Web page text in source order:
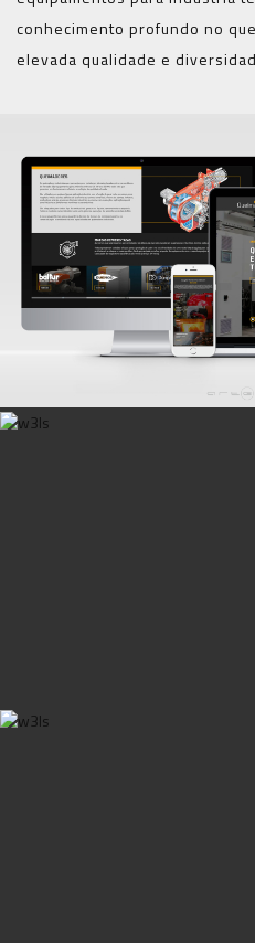
conhecimento profundo no
elevada qualidade e